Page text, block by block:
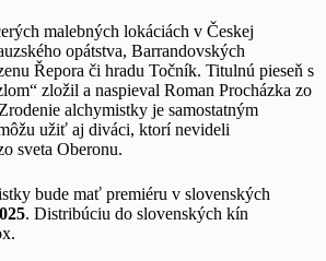
malebných lokáciách v Českej
opátstva, Barrandovských
Řepora či hradu Točník. Titulnú pieseň s
zložil a naspieval Roman Procházka zo
alchymistky je samostatným
užiť aj diváci, ktorí nevideli
sveta Oberonu.
bude mať premiéru v slovenských
. Distribúciu do slovenských kín